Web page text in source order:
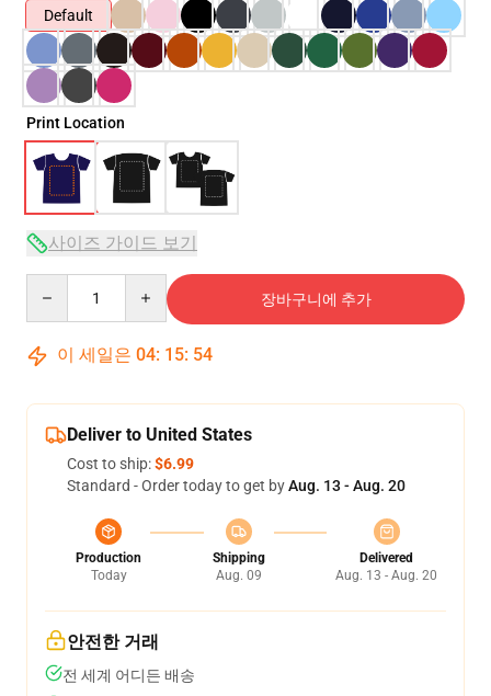
Default
Print Location
사이즈 가이드 보기
장바구니에 추가
이 세일은 04: 15: 53
Deliver to United States
Cost to ship:$6.99
Standard - Order today to get byAug. 13 - Aug. 20
Production
Today
Shipping
Aug. 09
Delivered
Aug. 13 - Aug. 20
안전한 거래
전 세계 어디든 배송